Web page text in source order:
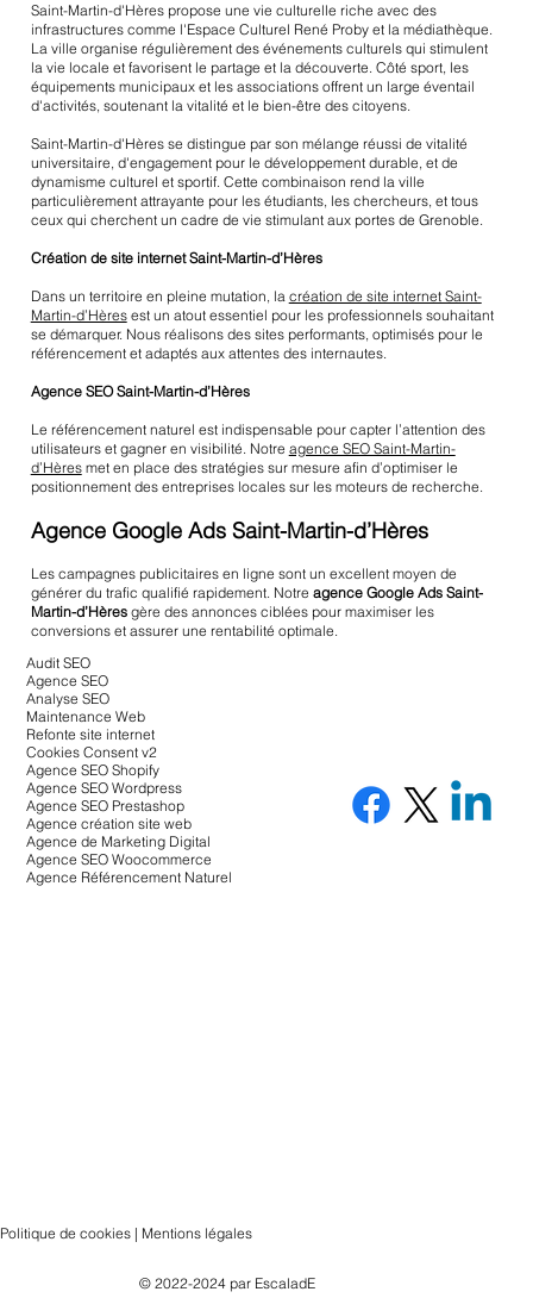
Saint-Martin-d'Hères propose une vie culturelle riche avec des
infrastructures comme l'Espace Culturel René Proby et la médiathèque.
La ville organise régulièrement des événements culturels qui stimulent
la vie locale et favorisent le partage et la découverte. Côté sport, les
équipements municipaux et les associations offrent un large éventail
d'activités, soutenant la vitalité et le bien-être des citoyens.
Saint-Martin-d'Hères se distingue par son mélange réussi de vitalité
universitaire, d'engagement pour le développement durable, et de
dynamisme culturel et sportif. Cette combinaison rend la ville
particulièrement attrayante pour les étudiants, les chercheurs, et tous
ceux qui cherchent un cadre de vie stimulant aux portes de Grenoble.
Création de site internet Saint-Martin-d’Hères
Dans un territoire en pleine mutation, la création de site internet Saint-
Martin-d’Hèresest un atout essentiel pour les professionnels souhaitant
se démarquer. Nous réalisons des sites performants, optimisés pour le
référencement et adaptés aux attentes des internautes.
Agence SEO Saint-Martin-d’Hères
Le référencement naturel est indispensable pour capter l’attention des
utilisateurs et gagner en visibilité. Notre agence SEO Saint-Martin-
d’Hèresmet en place des stratégies sur mesure afin d’optimiser le
positionnement des entreprises locales sur les moteurs de recherche.
Agence Google Ads Saint-Martin-d’Hères
Les campagnes publicitaires en ligne sont un excellent moyen de
générer du trafic qualifié rapidement. Notre agence Google Ads Saint-
Martin-d’Hèresgère des annonces ciblées pour maximiser les
conversions et assurer une rentabilité optimale.
Audit SEO
Agence SEO
Analyse SEO
Maintenance Web
Refonte site internet
Cookies Consent v2
Agence SEO Shopify
Agence SEO Wordpress
Agence SEO Prestashop
Agence création site web
Agence de Marketing Digital
Agence SEO Woocommerce
Agence Référencement Naturel
Politique de cookies | Mentions légales
© 2022-2024 par EscaladE